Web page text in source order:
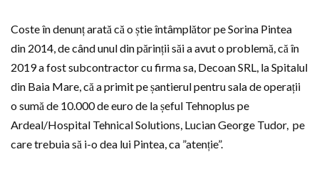
Coste în denunț arată că o știe întâmplător pe Sorina Pintea
din 2014, de când unul din părinții săi a avut o problemă, că în
2019 a fost subcontractor cu firma sa, Decoan SRL, la Spitalul
din Baia Mare, că a primit pe șantierul pentru sala de operații
o sumă de 10.000 de euro de la șeful Tehnoplus pe
Ardeal/Hospital Tehnical Solutions, Lucian George Tudor, pe
care trebuia să i-o dea lui Pintea, ca ”atenție”.